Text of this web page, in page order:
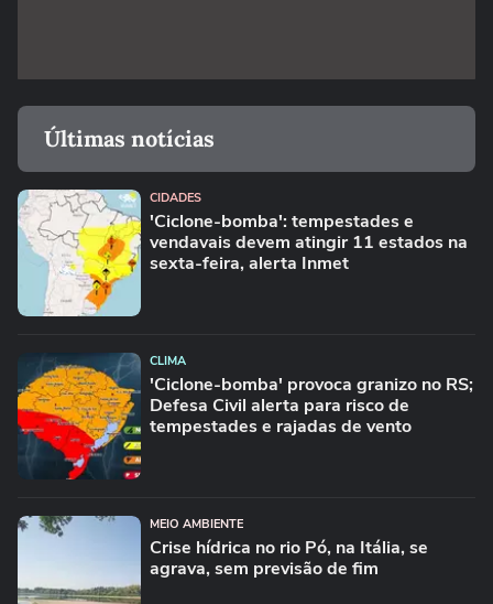
Últimas notícias
CIDADES
'Ciclone-bomba': tempestades e
vendavais devem atingir 11 estados na
sexta-feira, alerta Inmet
CLIMA
'Ciclone-bomba' provoca granizo no RS;
Defesa Civil alerta para risco de
tempestades e rajadas de vento
MEIO AMBIENTE
Crise hídrica no rio Pó, na Itália, se
agrava, sem previsão de fim